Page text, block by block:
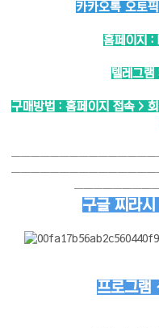
카카오톡 오토
홈페이지 :
텔레그램
구매방법 : 홈페이지 접속 >
구글 찌라
프로그램